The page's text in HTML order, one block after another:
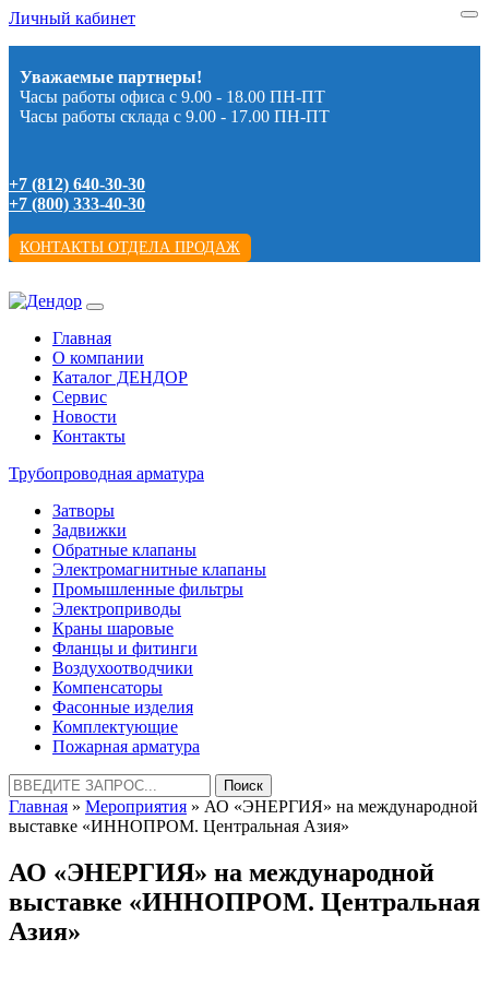
Личный кабинет
Уважаемые партнеры!
Часы работы офиса с 9.00 - 18.00 ПН-ПТ
Часы работы склада с 9.00 - 17.00 ПН-ПТ
+7 (812) 640-30-30
+7 (800) 333-40-30
КОНТАКТЫ ОТДЕЛА ПРОДАЖ
Главная
О компании
Каталог ДЕНДОР
Сервис
Новости
Контакты
Трубопроводная арматура
Затворы
Задвижки
Обратные клапаны
Электромагнитные клапаны
Промышленные фильтры
Электроприводы
Краны шаровые
Фланцы и фитинги
Воздухоотводчики
Компенсаторы
Фасонные изделия
Комплектующие
Пожарная арматура
Найти:
Главная » Мероприятия » АО «ЭНЕРГИЯ» на международной
выставке «ИННОПРОМ. Центральная Азия»
АО «ЭНЕРГИЯ» на международной
выставке «ИННОПРОМ. Центральная
Азия»